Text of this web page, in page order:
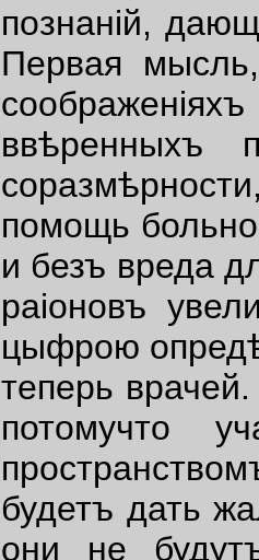
познанiй,
Первая
ввѣренныхъ
помощь
и безъ вреда
раiоновъ
цыфрою
теперь
потомучто
будетъ дать
они не